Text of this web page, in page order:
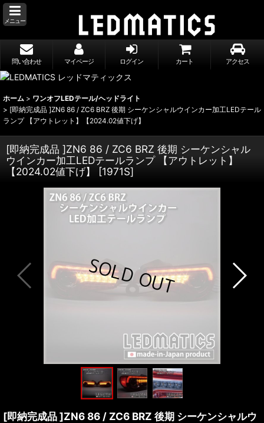
メニュー
問い合わせ マイページ ログイン カート アクセス
ホーム > ワンオフLEDテール/ヘッドライト
> [即納完成品 ]ZN6 86 / ZC6 BRZ 後期 シーケンシャルウインカー加工LEDテール
ランプ 【アウトレット】【2024.02値下げ】
[即納完成品 ]ZN6 86 / ZC6 BRZ 後期 シーケンシャル
ウインカー加工LEDテールランプ 【アウトレット】
【2024.02値下げ】
[1971S]
[即納完成品 ]ZN6 86 / ZC6 BRZ 後期 シーケンシャルウ